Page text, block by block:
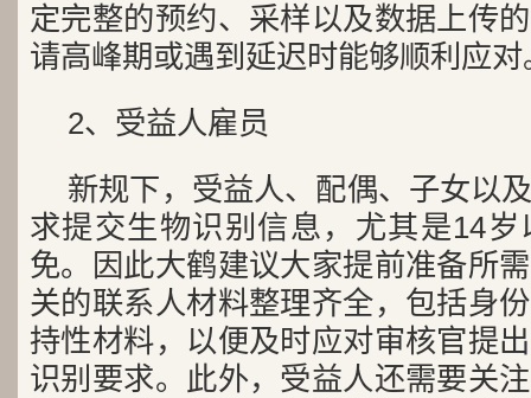
定完整的预约、采样以及数据上传
请高峰期或遇到延迟时能够顺利应对
2、受益人雇员
新规下，受益人、配偶、子女以
求提交生物识别信息，尤其是14
免。因此大鹤建议大家提前准备所
关的联系人材料整理齐全，包括身
持性材料，以便及时应对审核官提
识别要求。此外，受益人还需要关